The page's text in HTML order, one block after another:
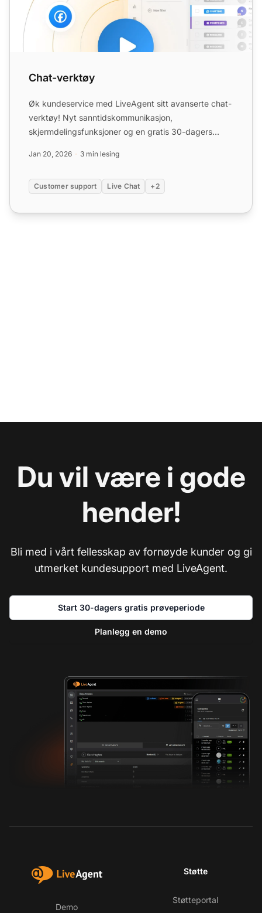
Chat-verktøy
Øk kundeservice med LiveAgent sitt avanserte chat-
verktøy! Nyt sanntidskommunikasjon,
skjermdelingsfunksjoner og en gratis 30-dagers
Jan 20, 2026 3 min lesing
Customer support Live Chat +2
Du vil være i gode
hender!
Bli med i vårt fellesskap av fornøyde kunder og gi
utmerket kundesupport med LiveAgent.
Start 30-dagers gratis prøveperiode
Planlegg en demo
Demo
Støtte
Støtteportal